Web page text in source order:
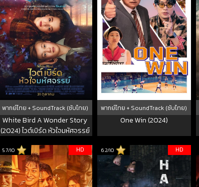
พากย์ไทย + SoundTrack (ซับไทย)
White Bird A Wonder Story
(2024) ไวต์เบิร์ด หัวใจมหัศจรรย์
พากย์ไทย + SoundTrack (ซับไทย)
One Win (2024)
5.7/10 HD 6.2/10 HD